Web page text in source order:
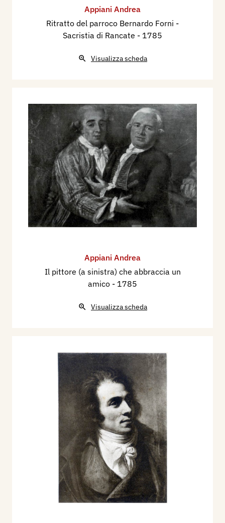
Appiani Andrea
Ritratto del parroco Bernardo Forni -
Sacristia di Rancate - 1785
Visualizza scheda
Appiani Andrea
Il pittore (a sinistra) che abbraccia un
amico - 1785
Visualizza scheda